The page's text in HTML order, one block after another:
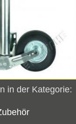
in der Kategorie: